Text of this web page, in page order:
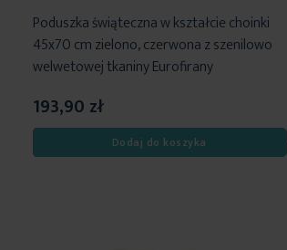
Poduszka świąteczna w kształcie choinki
45x70 cm zielono, czerwona z szenilowo
welwetowej tkaniny Eurofirany
193,90 zł
Dodaj do koszyka